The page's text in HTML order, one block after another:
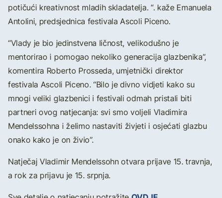
potičući kreativnost mladih skladatelja. “. kaže Emanuela
Antolini, predsjednica festivala Ascoli Piceno.
“Vlady je bio jedinstvena ličnost, velikodušno je
mentorirao i pomogao nekoliko generacija glazbenika”,
komentira Roberto Prosseda, umjetnički direktor
festivala Ascoli Piceno. “Bilo je divno vidjeti kako su
mnogi veliki glazbenici i festivali odmah pristali biti
partneri ovog natjecanja: svi smo voljeli Vladimira
Mendelssohna i želimo nastaviti živjeti i osjećati glazbu
onako kako je on živio”.
Natječaj Vladimir Mendelssohn otvara prijave 15. travnja,
a rok za prijavu je 15. srpnja.